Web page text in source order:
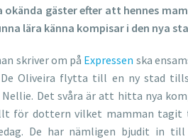
okända gäster efter att hennes
lära känna kompisar i den nya
skriver om på Expressen ska
Oliveira flytta till en ny stad
Det svåra är att hitta nya
för dottern vilket mamman tagit
De har nämligen bjudit in